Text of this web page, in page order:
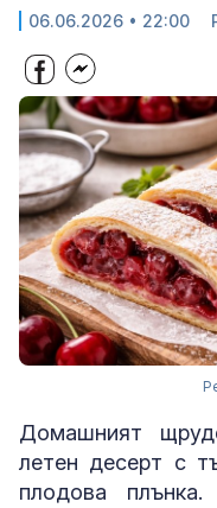
06.06.2026 • 22:00
Домашният
летен десерт с
плодова